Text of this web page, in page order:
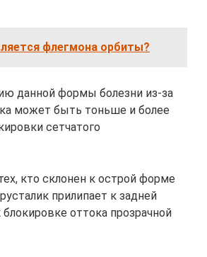
флегмона орбиты?
данной формы болезни из-за
может быть тоньше и более
сетчатого
кто склонен к острой форме
прилипает к задней
оттока прозрачной